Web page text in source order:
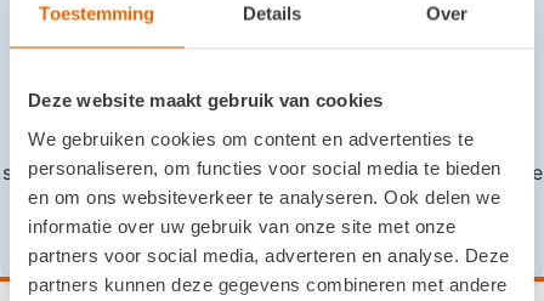
Toestemming Details Over
Deze website maakt gebruik van cookies
We gebruiken cookies om content en advertenties te
personaliseren, om functies voor social media te bieden
en om ons websiteverkeer te analyseren. Ook delen we
informatie over uw gebruik van onze site met onze
partners voor social media, adverteren en analyse. Deze
partners kunnen deze gegevens combineren met andere
Dagje Holland met Bakker
Travel
Wist u dat Nederland een uitstekend land is voor een
stedentrip? Met Bakker Travel gaat u in één dag langs vele
mooie bekende plaatsen. Kijkt u met ons mee?